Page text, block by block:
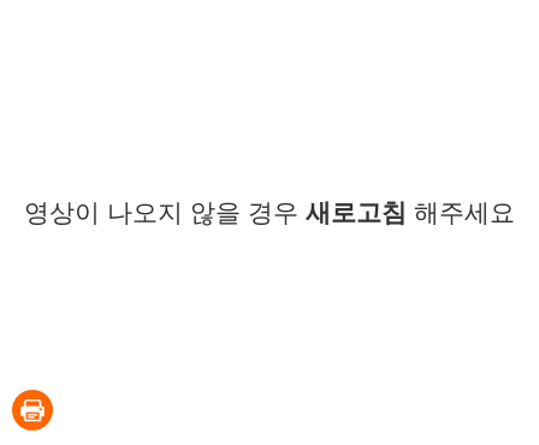
영상이 나오지 않을 경우 새로고침 해주세요